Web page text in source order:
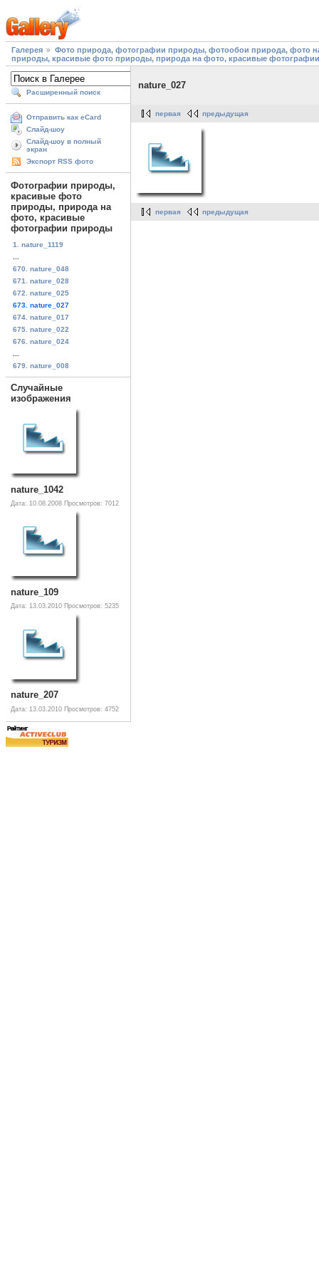
Галерея
Фото природа, фотографии природы, фотообои природа, фото
природы, красивые фото природы, природа на фото, красивые
Расширенный поиск
Отправить как eCard
Слайд-шоу
Слайд-шоу в полный
экран
Экспорт RSS фото
Фотографии природы,
красивые фото
природы, природа на
фото, красивые
фотографии природы
1. nature_1119
670. nature_048
671. nature_028
672. nature_025
673. nature_027
674. nature_017
675. nature_022
676. nature_024
679. nature_008
Случайные
изображения
nature_1042
Дата: 10.08.2008 Просмотров: 7012
nature_109
Дата: 13.03.2010 Просмотров: 5235
nature_207
Дата: 13.03.2010 Просмотров: 4752
nature_027
первая предыдущая
первая предыдущая